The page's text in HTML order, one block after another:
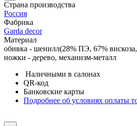
Страна производства
Россия
Фабрика
Garda decor
Материал
обивка - шенилл(28% ПЭ, 67%
ножки - дерево, механизм-металл
Наличными в салонах
QR-код
Банковские карты
Подробнее об условиях оплаты